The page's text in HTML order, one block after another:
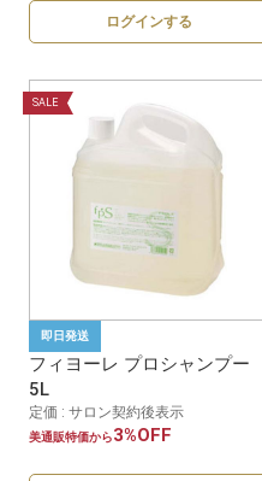
ログインする
SALE
即日発送
フィヨーレ プロシャンプー
5L
定価 : サロン契約後表示
美通販特価から3%OFF